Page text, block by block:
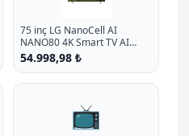
75 inç LG NanoCell AI
NANO80 4K Smart TV AI
Sihirli Kumanda HDR10
webOS25 2025
54.998,98 ₺
📺